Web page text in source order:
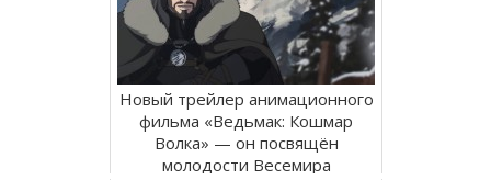
Новый трейлер анимационного
фильма «Ведьмак: Кошмар
Волка» — он посвящён
молодости Весемира